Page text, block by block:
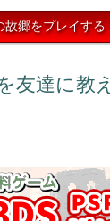
郷をプレイする
友達に教